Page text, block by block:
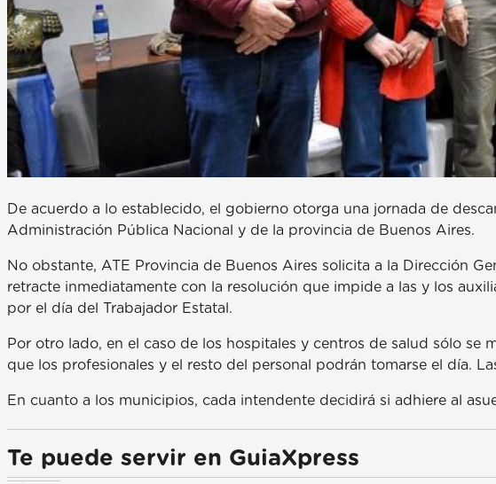
De acuerdo a lo establecido, el gobierno otorga una jornada de
Administración Pública Nacional y de la provincia de Buenos Aires.
No obstante, ATE Provincia de Buenos Aires solicita a la Dirección
retracte inmediatamente con la resolución que impide a las y los
por el día del Trabajador Estatal.
Por otro lado, en el caso de los hospitales y centros de salud sólo se
que los profesionales y el resto del personal podrán tomarse el día.
En cuanto a los municipios, cada intendente decidirá si adhiere al
Te puede servir en GuiaXpress